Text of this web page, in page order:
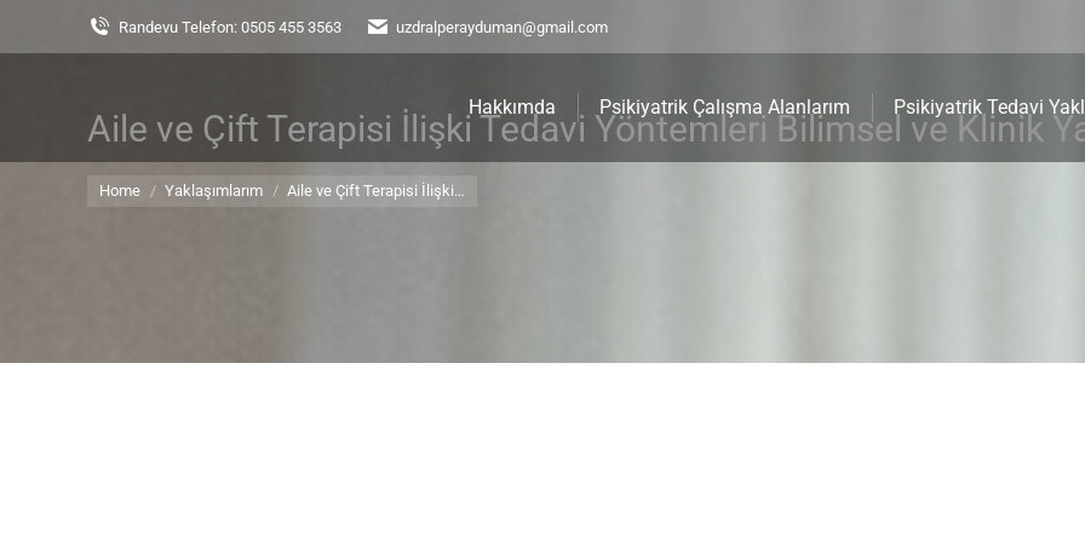
Randevu Telefon: 0505 455 3563 uzdralperayduman@gmail.com
Hakkımda Psikiyatrik Çalışma Alanlarım Psikiyatrik Tedavi
Aile ve Çift Terapisi İlişki Tedavi Yöntemleri Bilimsel ve Klinik
You are here:
Home Yaklaşımlarım Aile ve Çift Terapisi İlişki…